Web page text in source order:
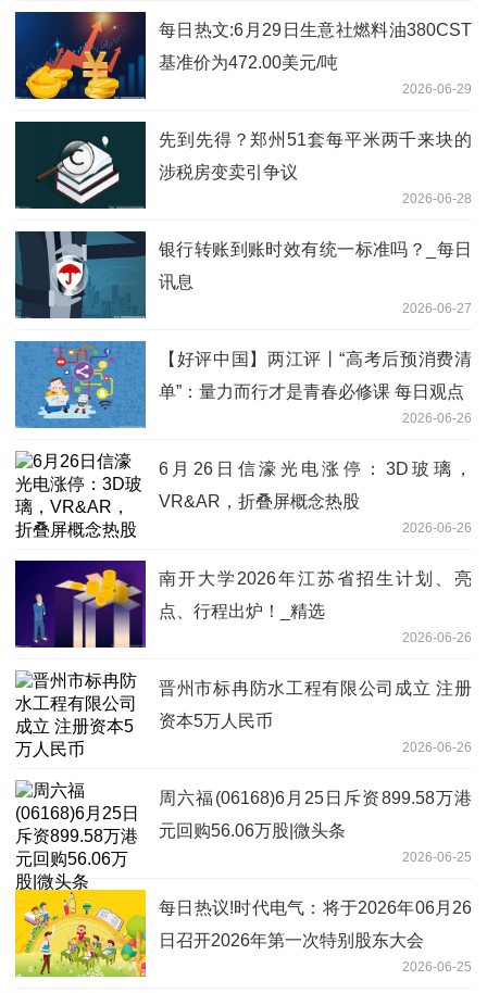
每日热文:6月29日生意社燃料油380CST
基准价为472.00美元/吨
2026-06-29
先到先得？郑州51套每平米两千来块的
涉税房变卖引争议
2026-06-28
银行转账到账时效有统一标准吗？_每日
讯息
2026-06-27
【好评中国】两江评丨“高考后预消费清
单”：量力而行才是青春必修课 每日观点
2026-06-26
6月26日信濠光电涨停：3D玻璃，
VR&AR，折叠屏概念热股
2026-06-26
南开大学2026年江苏省招生计划、亮
点、行程出炉！_精选
2026-06-26
晋州市标冉防水工程有限公司成立 注册
资本5万人民币
2026-06-26
周六福(06168)6月25日斥资899.58万港
元回购56.06万股|微头条
2026-06-25
每日热议!时代电气：将于2026年06月26
日召开2026年第一次特别股东大会
2026-06-25